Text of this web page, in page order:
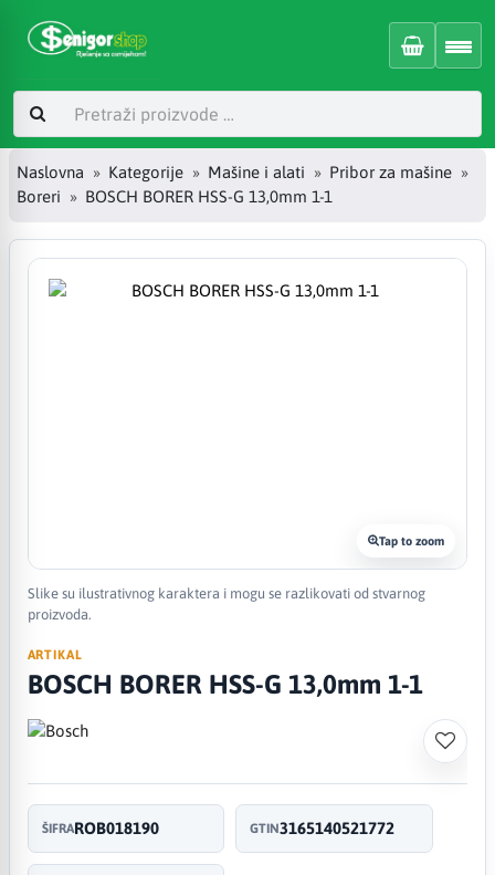
Naslovna Kategorije Mašine i alati
Pribor za mašine
Boreri
BOSCH BORER HSS-G 13,0mm 1-1
Tap to zoom
Slike su ilustrativnog karaktera i mogu se razlikovati od stvarnog
proizvoda.
ARTIKAL
BOSCH BORER HSS-G 13,0mm 1-1
ŠIFRAROB018190 GTIN3165140521772